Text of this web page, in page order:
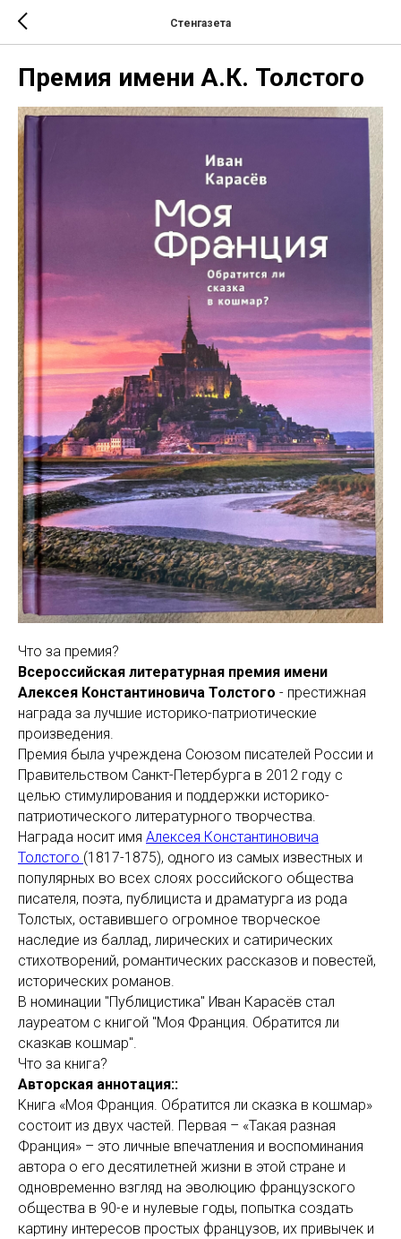
Стенгазета
Премия имени А.К. Толстого
Что за премия?
Всероссийская литературная премия имени
Алексея Константиновича Толстого - престижная
награда за лучшие историко-патриотические
произведения.
Премия была учреждена Союзом писателей России и
Правительством Санкт-Петербурга в 2012 году с
целью стимулирования и поддержки историко-
патриотического литературного творчества.
Награда носит имя Алексея Константиновича
Толстого (1817-1875), одного из самых известных и
популярных во всех слоях российского общества
писателя, поэта, публициста и драматурга из рода
Толстых, оставившего огромное творческое
наследие из баллад, лирических и сатирических
стихотворений, романтических рассказов и повестей,
исторических романов.
В номинации "Публицистика" Иван Карасёв стал
лауреатом с книгой "Моя Франция. Обратится ли
сказкав кошмар".
Что за книга?
Авторская аннотация::
Книга «Моя Франция. Обратится ли сказка в кошмар»
состоит из двух частей. Первая – «Такая разная
Франция» – это личные впечатления и воспоминания
автора о его десятилетней жизни в этой стране и
одновременно взгляд на эволюцию французского
общества в 90-е и нулевые годы, попытка создать
картину интересов простых французов, их привычек и